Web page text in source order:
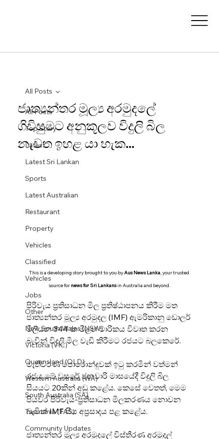
All Posts
Top Story
Latest
Latest Sri Lankan
Sports
Latest Australian
Restaurant
Property
Vehicles
Classified
Vehicles
Jobs
Other
New South Wales (NSW)
Victoria (VIC)
Queensland (QLD)
Western Australia (WA)
South Australia (SA)
Tasmania (TAS)
Community Updates
All Posts
ජාත්‍යන්තර මූල්‍ය අරමුදලේ
ගිවිසුමට අනුකූලව විදුලි බිල
නැවත ඉහළ යා හැක...
This is a developing story brought to you by Aus News Lanka, your trusted
source for news for Sri Lankans in Australia and beyond.
පිරිවැය ප්‍රතිසාධන මිල ප්‍රතිෂ්ඨාපනය කිරීම මත
ජාත්‍යන්තර මූල්‍ය අරමුදල (IMF) ඇමරිකානු ඩොලර්
මිලියන 344 ක මීළඟ වාරිකය විවෘත කරන
බැවින් විදුලි මිල වැඩි කිරීමට රජයට බලකෙරේ.
මැතිවරණ පොරොන්දුවක් ඉටු කරමින් වත්මන්
රජය මේ වසරේ ජනවාරි මාසයේදී විදුලි බිල
සියයට 20කින් අඩු කළේය. කෙසේ වෙතත්, මෙම
පියවර පිරිවැය-ප්‍රතිසාධන මිලකරණය නොවන
බැවින් IMF සිය අප්‍රසාදය පළ කළේය.
ජාත්‍යන්තර මූල්‍ය අරමුදලේ විස්තීරණ අරමුදල්